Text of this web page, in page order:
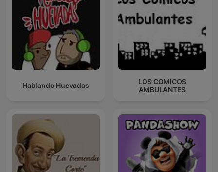
Hablando Huevadas
LOS COMICOS
AMBULANTES